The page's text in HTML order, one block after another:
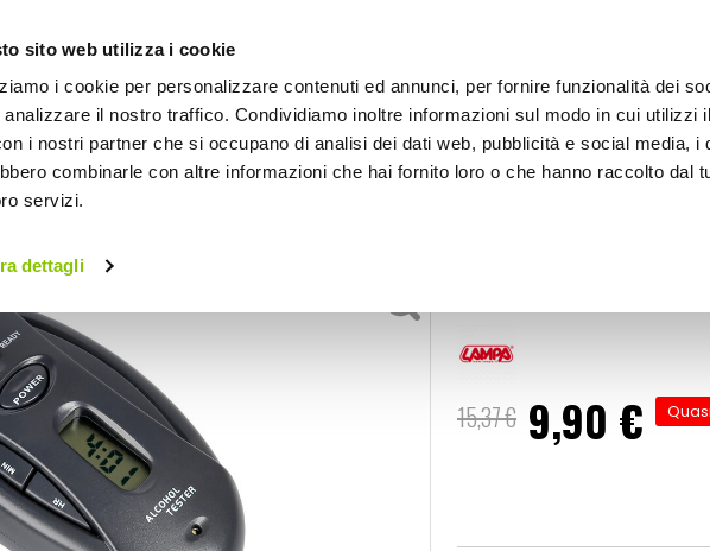
sito web utilizza i cookie
i cookie per personalizzare contenuti ed annunci, per fornire funzionalità dei
analizzare il nostro traffico. Condividiamo inoltre informazioni sul modo in cui utilizzi
i nostri partner che si occupano di analisi dei dati web, pubblicità e social media, i
combinarle con altre informazioni che hai fornito loro o che hanno raccolto dal
servizi.
dettagli
OUTDOOR
15,37 € Prezzo
speciale
9,90 €